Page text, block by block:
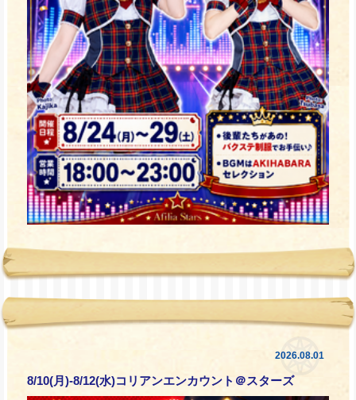
2026.08.01
8/10(月)-8/12(水)コリアンエンカウント＠スターズ